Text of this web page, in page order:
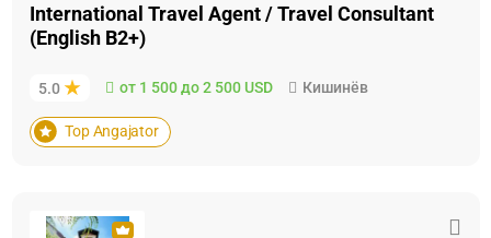
International Travel Agent / Travel Consultant
(English B2+)
5.0 от 1 500 до 2 500 USD Кишинёв
Top Angajator